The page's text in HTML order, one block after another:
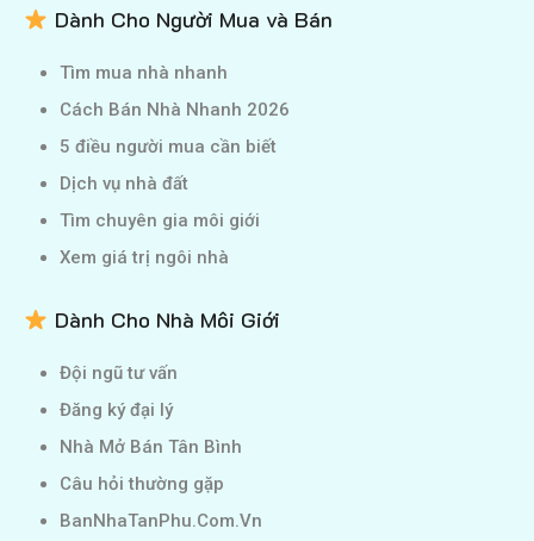
Dành Cho Người Mua và Bán
Tìm mua nhà nhanh
Cách Bán Nhà Nhanh 2026
5 điều người mua cần biết
Dịch vụ nhà đất
Tìm chuyên gia môi giới
Xem giá trị ngôi nhà
Dành Cho Nhà Môi Giới
Đội ngũ tư vấn
Đăng ký đại lý
Nhà Mở Bán Tân Bình
Câu hỏi thường gặp
BanNhaTanPhu.Com.Vn